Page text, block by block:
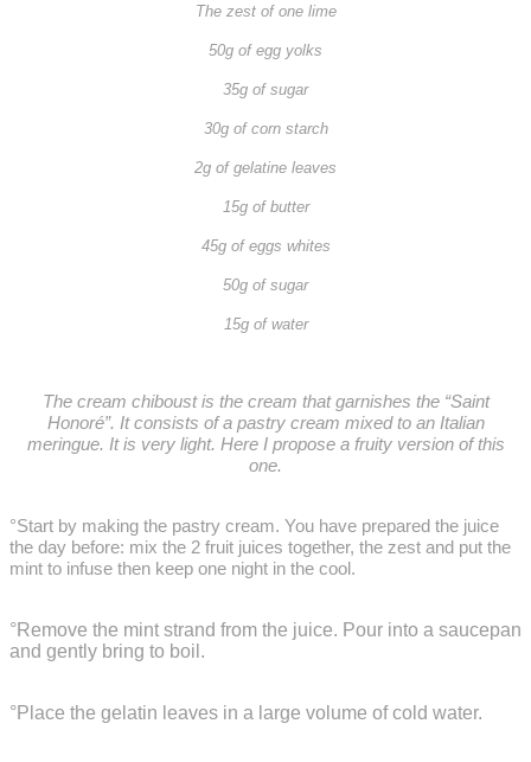
The zest of one lime
50g of egg yolks
35g of sugar
30g of corn starch
2g of gelatine leaves
15g of butter
45g of eggs whites
50g of sugar
15g of water
The cream chiboust is the cream that garnishes the “Saint
Honoré”. It consists of a pastry cream mixed to an Italian
meringue. It is very light. Here I propose a fruity version of this
one.
°Start by making the pastry cream. You have prepared the juice
the day before: mix the 2 fruit juices together, the zest and put the
mint to infuse then keep one night in the cool.
°Remove the mint strand from the juice. Pour into a saucepan
and gently bring to boil.
°Place the gelatin leaves in a large volume of cold water.